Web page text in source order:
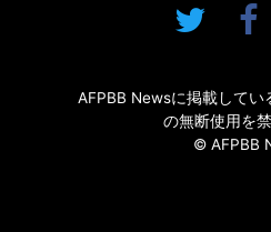
AFPBB Newsに掲載して
の無断使用を禁
© AFPBB